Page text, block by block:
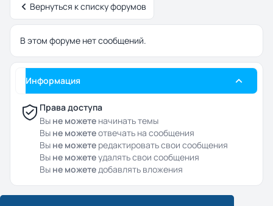
Вернуться к списку форумов
В этом форуме нет сообщений.
Информация
Права доступа
Вы не можете начинать темы
Вы не можетеотвечать на сообщения
Вы не можете редактировать свои сообщения
Вы не можетеудалять свои сообщения
Вы не можетедобавлять вложения